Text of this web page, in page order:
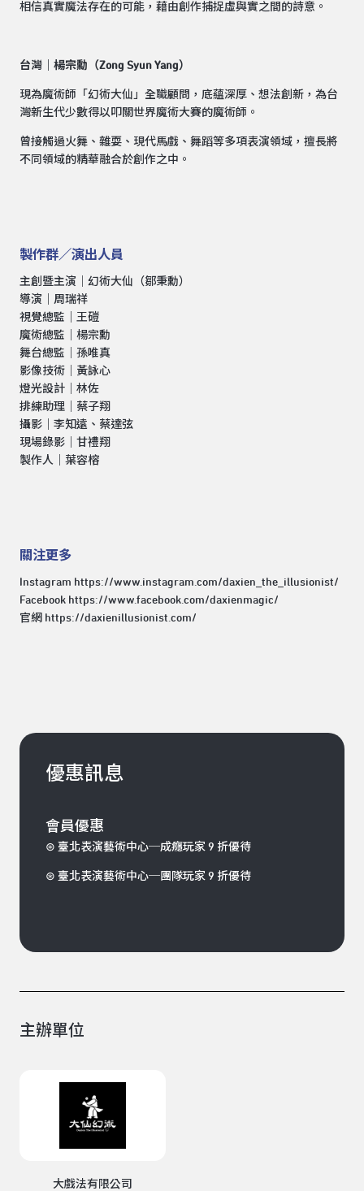
相信真實魔法存在的可能，藉由創作捕捉虛與實之間的詩意。
台灣｜楊宗勳（Zong Syun Yang）
現為魔術師「幻術大仙」全職顧問，底蘊深厚、想法創新，為台
灣新生代少數得以叩關世界魔術大賽的魔術師。
曾接觸過火舞、雜耍、現代馬戲、舞蹈等多項表演領域，擅長將
不同領域的精華融合於創作之中。
製作群／演出人員
主創暨主演｜幻術大仙（鄒秉勳）
導演｜周瑞祥
視覺總監｜王磑
魔術總監｜楊宗勳
舞台總監｜孫唯真
影像技術｜黃詠心
燈光設計｜林佐
排練助理｜蔡子翔
攝影｜李知遠、蔡達弦
現場錄影｜甘禮翔
製作人｜葉容榕
關注更多
Instagram https://www.instagram.com/daxien_the_illusionist/
Facebook https://www.facebook.com/daxienmagic/
官網 https://daxienillusionist.com/
優惠訊息
會員優惠
⊛ 臺北表演藝術中心─成癮玩家 9 折優待
⊛ 臺北表演藝術中心─團隊玩家 9 折優待
主辦單位
大戲法有限公司